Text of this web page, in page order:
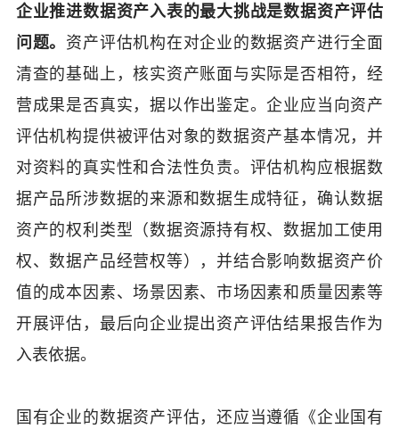
企业推进数据资产入表的最大挑战是数据资产评估
问题。 资产评估机构在对企业的数据资产进行全面
清查的基础上，核实资产账面与实际是否相符，经
营成果是否真实，据以作出鉴定。企业应当向资产
评估机构提供被评估对象的数据资产基本情况，并
对资料的真实性和合法性负责。评估机构应根据数
据产品所涉数据的来源和数据生成特征，确认数据
资产的权利类型（数据资源持有权、数据加工使用
权、数据产品经营权等），并结合影响数据资产价
值的成本因素、场景因素、市场因素和质量因素等
开展评估，最后向企业提出资产评估结果报告作为
入表依据。
国有企业的数据资产评估，还应当遵循《企业国有